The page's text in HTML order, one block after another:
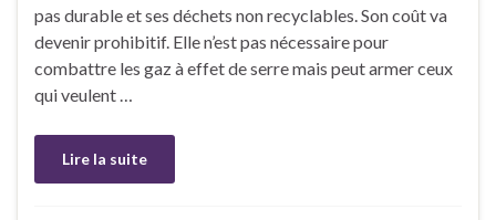
pas durable et ses déchets non recyclables. Son coût va
devenir prohibitif. Elle n’est pas nécessaire pour
combattre les gaz à effet de serre mais peut armer ceux
qui veulent …
Lire la suite